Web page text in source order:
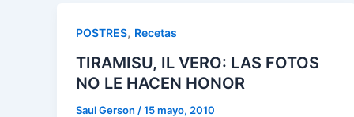
POSTRES, Recetas
TIRAMISU, IL VERO: LAS FOTOS
NO LE HACEN HONOR
Saul Gerson /15 mayo, 2010